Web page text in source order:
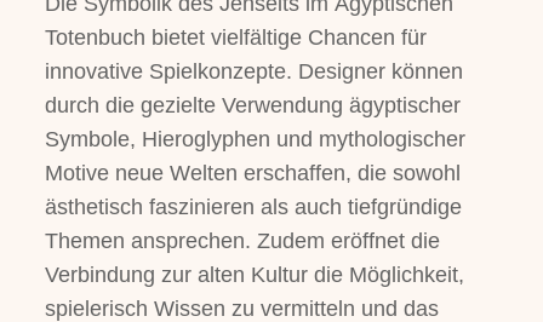
Totenbuch bietet vielfältige Chancen für
innovative Spielkonzepte. Designer können
durch die gezielte Verwendung ägyptischer
Symbole, Hieroglyphen und mythologischer
Motive neue Welten erschaffen, die sowohl
ästhetisch faszinieren als auch tiefgründige
Themen ansprechen. Zudem eröffnet die
Verbindung zur alten Kultur die Möglichkeit,
spielerisch Wissen zu vermitteln und das